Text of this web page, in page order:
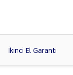
İkinci El Garanti